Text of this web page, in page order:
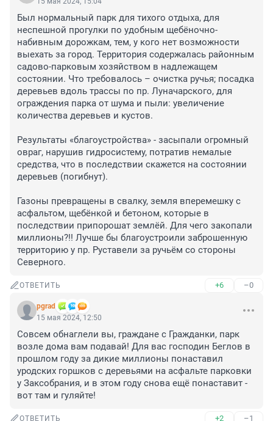
Был нормальный парк для тихого отдыха, для
неспешной прогулки по удобным щебёночно-
набивным дорожкам, тем, у кого нет возможности
выехать за город. Территория содержалась районным
садово-парковым хозяйством в надлежащем
состоянии. Что требовалось – очистка ручья; посадка
деревьев вдоль трассы по пр. Луначарского, для
ограждения парка от шума и пыли: увеличение
количества деревьев и кустов.
Результаты «благоустройства» - засыпали огромный
овраг, нарушив гидросистему, потратив немалые
средства, что в последствии скажется на состоянии
деревьев (погибнут).
Газоны превращены в свалку, земля вперемешку с
асфальтом, щебёнкой и бетоном, которые в
последствии припорошат землёй. Для чего закопали
миллионы?!! Лучше бы благоустроили заброшенную
территорию у пр. Руставели за ручьём со стороны
Северного.
ОТВЕТИТЬ +6 –0
pgrad
15 мая 2024, 12:50
Совсем обнаглели вы, граждане с Гражданки, парк
возле дома вам подавай! Для вас господин Беглов в
прошлом году за дикие миллионы понаставил
уродских горшков с деревьями на асфальте парковки
у Заксобрания, и в этом году снова ещё понаставит -
вот там и гуляйте!
ОТВЕТИТЬ +2 –1